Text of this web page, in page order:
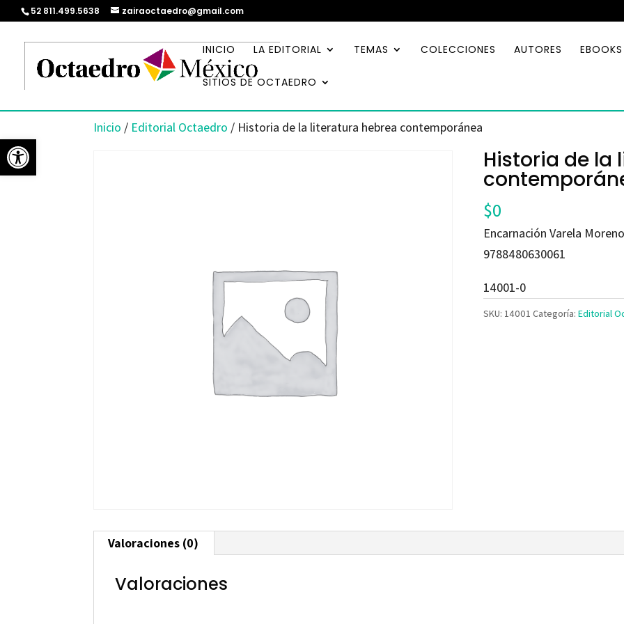
Abrir barra de herramientas
52 811.499.5638 zairaoctaedro@gmail.com
INICIO LA EDITORIAL TEMAS COLECCIONES AUTORES EBOOKS
SITIOS DE OCTAEDRO
Inicio / Editorial Octaedro / Historia de la literatura hebrea contemporánea
Historia de la
$0
Encarnación Varela Moreno
9788480630061
14001-0
SKU: 14001 Categoría: Editorial
Valoraciones (0)
Valoraciones